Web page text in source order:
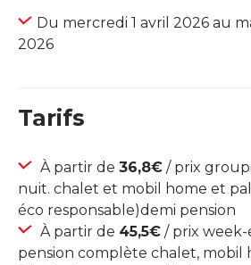
Du mercredi 1 avril 2026 au
2026
Tarifs
À partir de 36,8€ / prix
nuit. chalet et mobil home et
éco responsable)demi pension
À partir de 45,5€ / prix week-
pension complète chalet, mobil